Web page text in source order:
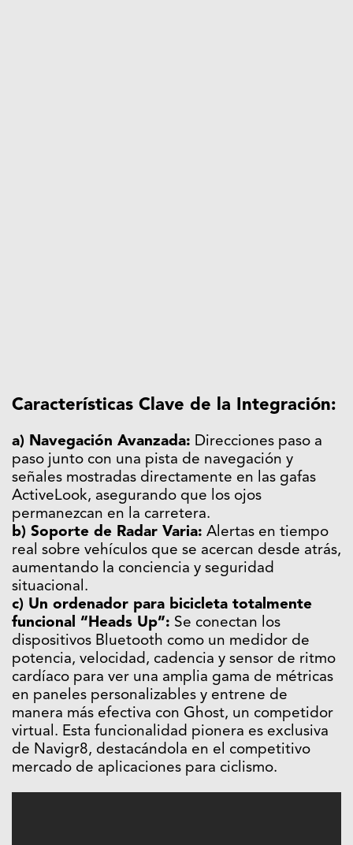
Características Clave de la Integración:
a) Navegación Avanzada: Direcciones paso a
paso junto con una pista de navegación y
señales mostradas directamente en las gafas
ActiveLook, asegurando que los ojos
permanezcan en la carretera.
b) Soporte de Radar Varia: Alertas en tiempo
real sobre vehículos que se acercan desde atrás,
aumentando la conciencia y seguridad
situacional.
c) Un ordenador para bicicleta totalmente
funcional “Heads Up”: Se conectan los
dispositivos Bluetooth como un medidor de
potencia, velocidad, cadencia y sensor de ritmo
cardíaco para ver una amplia gama de métricas
en paneles personalizables y entrene de
manera más efectiva con Ghost, un competidor
virtual. Esta funcionalidad pionera es exclusiva
de Navigr8, destacándola en el competitivo
mercado de aplicaciones para ciclismo.